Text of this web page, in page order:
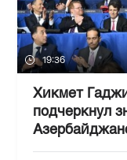
19:36
Хикмет
подчеркнул